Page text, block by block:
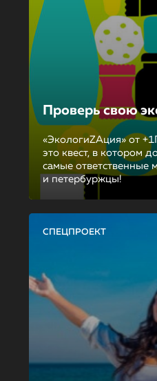
Проверь свою
«ЭкологиZAция» от
это квест, в котором
самые ответственные
и петербуржцы!
СПЕЦПРОЕКТ